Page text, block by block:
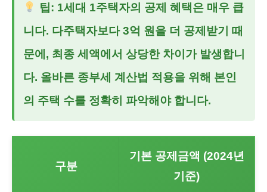
팁: 1세대 1주택자의 공제 혜택은 매우 큽
니다. 다주택자보다 3억 원을 더 공제받기 때
문에, 최종 세액에서 상당한 차이가 발생합니
다. 올바른 종부세 계산법 적용을 위해 본인
의 주택 수를 정확히 파악해야 합니다.
구분
기본 공제금액 (2024년
기준)